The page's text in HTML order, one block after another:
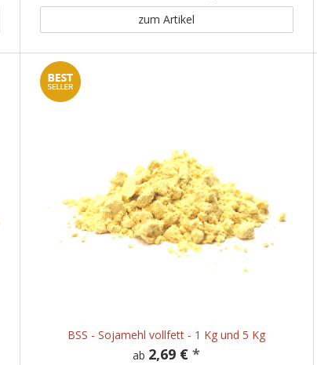
zum Artikel
BSS - Sojamehl vollfett - 1 Kg und 5 Kg
ab 2,69 € *